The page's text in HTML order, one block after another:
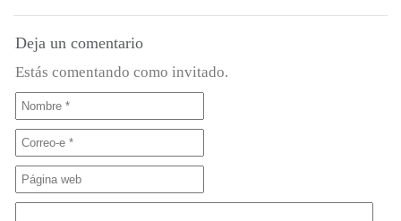
Deja un comentario
Estás comentando como invitado.